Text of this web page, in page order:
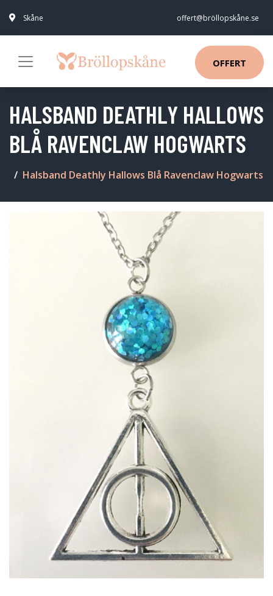
Skåne offert@bröllopskåne.se
OFFERT
HALSBAND DEATHLY HALLOWS
BLÅ RAVENCLAW HOGWARTS
Halsband Deathly Hallows Blå Ravenclaw Hogwarts